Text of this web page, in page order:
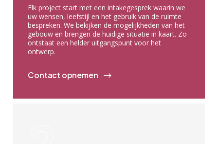
Elk project start met een intakegesprek waarin we
uw wensen, leefstijl en het gebruik van de ruimte
bespreken. We bekijken de mogelijkheden van het
gebouw en brengen de huidige situatie in kaart. Zo
ontstaat een helder uitgangspunt voor het
ontwerp.
Contact opnemen $